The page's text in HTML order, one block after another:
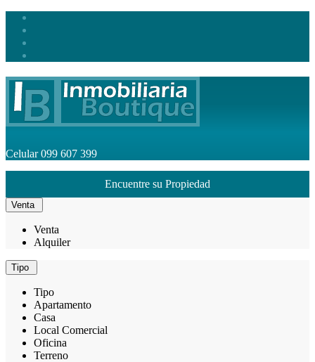
Celular099 607 399
Encuentre su Propiedad
Venta
Venta
Alquiler
Tipo
Tipo
Apartamento
Casa
Local Comercial
Oficina
Terreno